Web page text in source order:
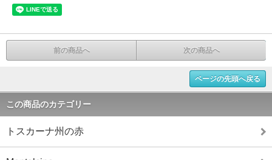
前の商品へ 次の商品へ
ページの先頭へ戻る
この商品のカテゴリー
トスカーナ州の赤